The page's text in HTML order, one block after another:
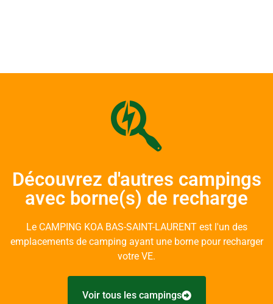
Découvrez d'autres campings
avec borne(s) de recharge
Le CAMPING KOA BAS-SAINT-LAURENT est l'un des
emplacements de camping ayant une borne pour recharger
votre VE.
Voir tous les campings